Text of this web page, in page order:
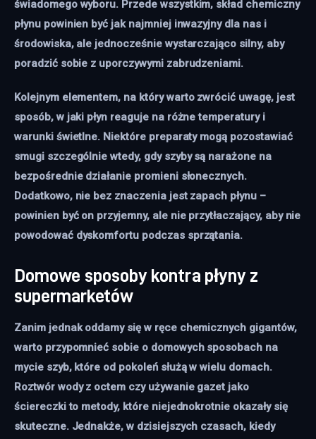
świadomego wyboru. Przede wszystkim, skład chemiczny
płynu powinien być jak najmniej inwazyjny dla nas i
środowiska, ale jednocześnie wystarczająco silny, aby
poradzić sobie z uporczywymi zabrudzeniami.
Kolejnym elementem, na który warto zwrócić uwagę, jest
sposób, w jaki płyn reaguje na różne temperatury i
warunki świetlne. Niektóre preparaty mogą pozostawiać
smugi szczególnie wtedy, gdy szyby są narażone na
bezpośrednie działanie promieni słonecznych.
Dodatkowo, nie bez znaczenia jest zapach płynu –
powinien być on przyjemny, ale nie przytłaczający, aby nie
powodować dyskomfortu podczas sprzątania.
Domowe sposoby kontra płyny z
supermarketów
Zanim jednak oddamy się w ręce chemicznych gigantów,
warto przypomnieć sobie o domowych sposobach na
mycie szyb, które od pokoleń służą w wielu domach.
Roztwór wody z octem czy używanie gazet jako
ściereczki to metody, które niejednokrotnie okazały się
skuteczne. Jednakże, w dzisiejszych czasach, kiedy